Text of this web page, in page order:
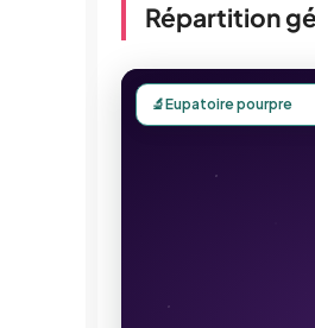
Répartition